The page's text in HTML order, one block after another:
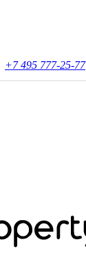
+7 495 777-25-77